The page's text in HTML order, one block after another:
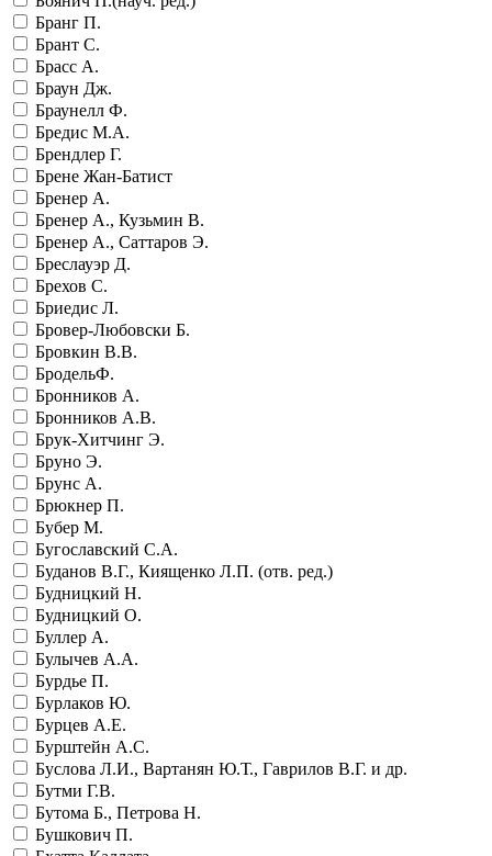
Бранг П.
Брант С.
Брасс А.
Браун Дж.
Браунелл Ф.
Бредис М.А.
Брендлер Г.
Брене Жан-Батист
Бренер А.
Бренер А., Кузьмин В.
Бренер А., Саттаров Э.
Бреслауэр Д.
Брехов С.
Бриедис Л.
Бровер-Любовски Б.
Бровкин В.В.
БродельФ.
Бронников А.
Бронников А.В.
Брук-Хитчинг Э.
Бруно Э.
Брунс А.
Брюкнер П.
Бубер М.
Бугославский С.А.
Буданов В.Г., Киященко Л.П. (отв. ред.)
Будницкий Н.
Будницкий О.
Буллер А.
Булычев А.А.
Бурдье П.
Бурлаков Ю.
Бурцев А.Е.
Бурштейн А.С.
Буслова Л.И., Вартанян Ю.Т., Гаврилов В.Г. и др.
Бутми Г.В.
Бутома Б., Петрова Н.
Бушкович П.